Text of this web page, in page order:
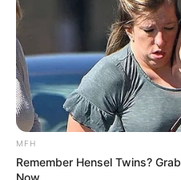
MFH
Remember Hensel Twins?
Now